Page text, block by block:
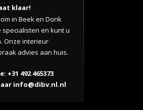
klaar!
in Beek en Donk
en kunt u
Onze interieur
advies aan huis.
492 465373
info@dibv.nl.nl